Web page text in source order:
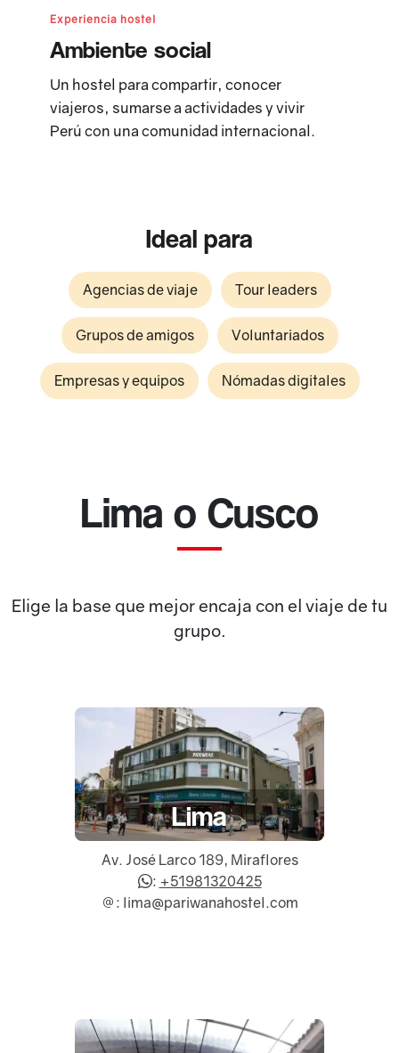
Experiencia hostel
Ambiente social
Un hostel para compartir, conocer
viajeros, sumarse a actividades y vivir
Perú con una comunidad internacional.
Ideal para
Agencias de viaje Tour leaders
Grupos de amigos Voluntariados
Empresas y equipos Nómadas digitales
Lima o Cusco
Elige la base que mejor encaja con el viaje de tu
grupo.
Lima
Av. José Larco 189, Miraflores
: +51981320425
: lima@pariwanahostel.com